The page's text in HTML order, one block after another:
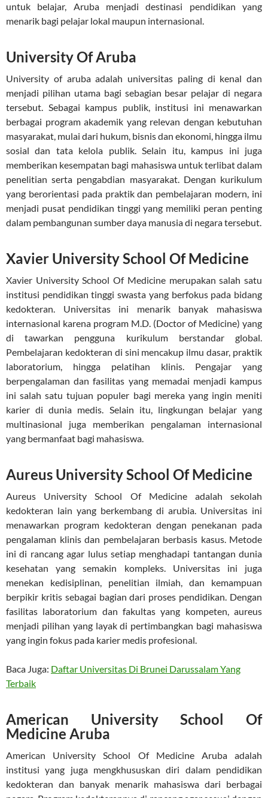
untuk belajar, Aruba menjadi destinasi pendidikan yang
menarik bagi pelajar lokal maupun internasional.
University Of Aruba
University of aruba adalah universitas paling di kenal dan
menjadi pilihan utama bagi sebagian besar pelajar di negara
tersebut. Sebagai kampus publik, institusi ini menawarkan
berbagai program akademik yang relevan dengan kebutuhan
masyarakat, mulai dari hukum, bisnis dan ekonomi, hingga ilmu
sosial dan tata kelola publik. Selain itu, kampus ini juga
memberikan kesempatan bagi mahasiswa untuk terlibat dalam
penelitian serta pengabdian masyarakat. Dengan kurikulum
yang berorientasi pada praktik dan pembelajaran modern, ini
menjadi pusat pendidikan tinggi yang memiliki peran penting
dalam pembangunan sumber daya manusia di negara tersebut.
Xavier University School Of Medicine
Xavier University School Of Medicine merupakan salah satu
institusi pendidikan tinggi swasta yang berfokus pada bidang
kedokteran. Universitas ini menarik banyak mahasiswa
internasional karena program M.D. (Doctor of Medicine) yang
di tawarkan pengguna kurikulum berstandar global.
Pembelajaran kedokteran di sini mencakup ilmu dasar, praktik
laboratorium, hingga pelatihan klinis. Pengajar yang
berpengalaman dan fasilitas yang memadai menjadi kampus
ini salah satu tujuan populer bagi mereka yang ingin meniti
karier di dunia medis. Selain itu, lingkungan belajar yang
multinasional juga memberikan pengalaman internasional
yang bermanfaat bagi mahasiswa.
Aureus University School Of Medicine
Aureus University School Of Medicine adalah sekolah
kedokteran lain yang berkembang di arubia. Universitas ini
menawarkan program kedokteran dengan penekanan pada
pengalaman klinis dan pembelajaran berbasis kasus. Metode
ini di rancang agar lulus setiap menghadapi tantangan dunia
kesehatan yang semakin kompleks. Universitas ini juga
menekan kedisiplinan, penelitian ilmiah, dan kemampuan
berpikir kritis sebagai bagian dari proses pendidikan. Dengan
fasilitas laboratorium dan fakultas yang kompeten, aureus
menjadi pilihan yang layak di pertimbangkan bagi mahasiswa
yang ingin fokus pada karier medis profesional.
Baca Juga: Daftar Universitas Di Brunei Darussalam Yang
Terbaik
American University School Of
Medicine Aruba
American University School Of Medicine Aruba adalah
institusi yang juga mengkhususkan diri dalam pendidikan
kedokteran dan banyak menarik mahasiswa dari berbagai